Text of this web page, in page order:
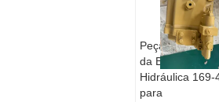
Peça de
da Bomba
Hidráulica 169-
para